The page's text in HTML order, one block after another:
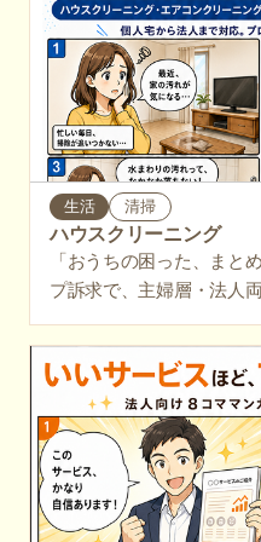
生活 清掃
ハウスクリーニング
「おうちの困った、まと
プ訴求で、主婦層・法人